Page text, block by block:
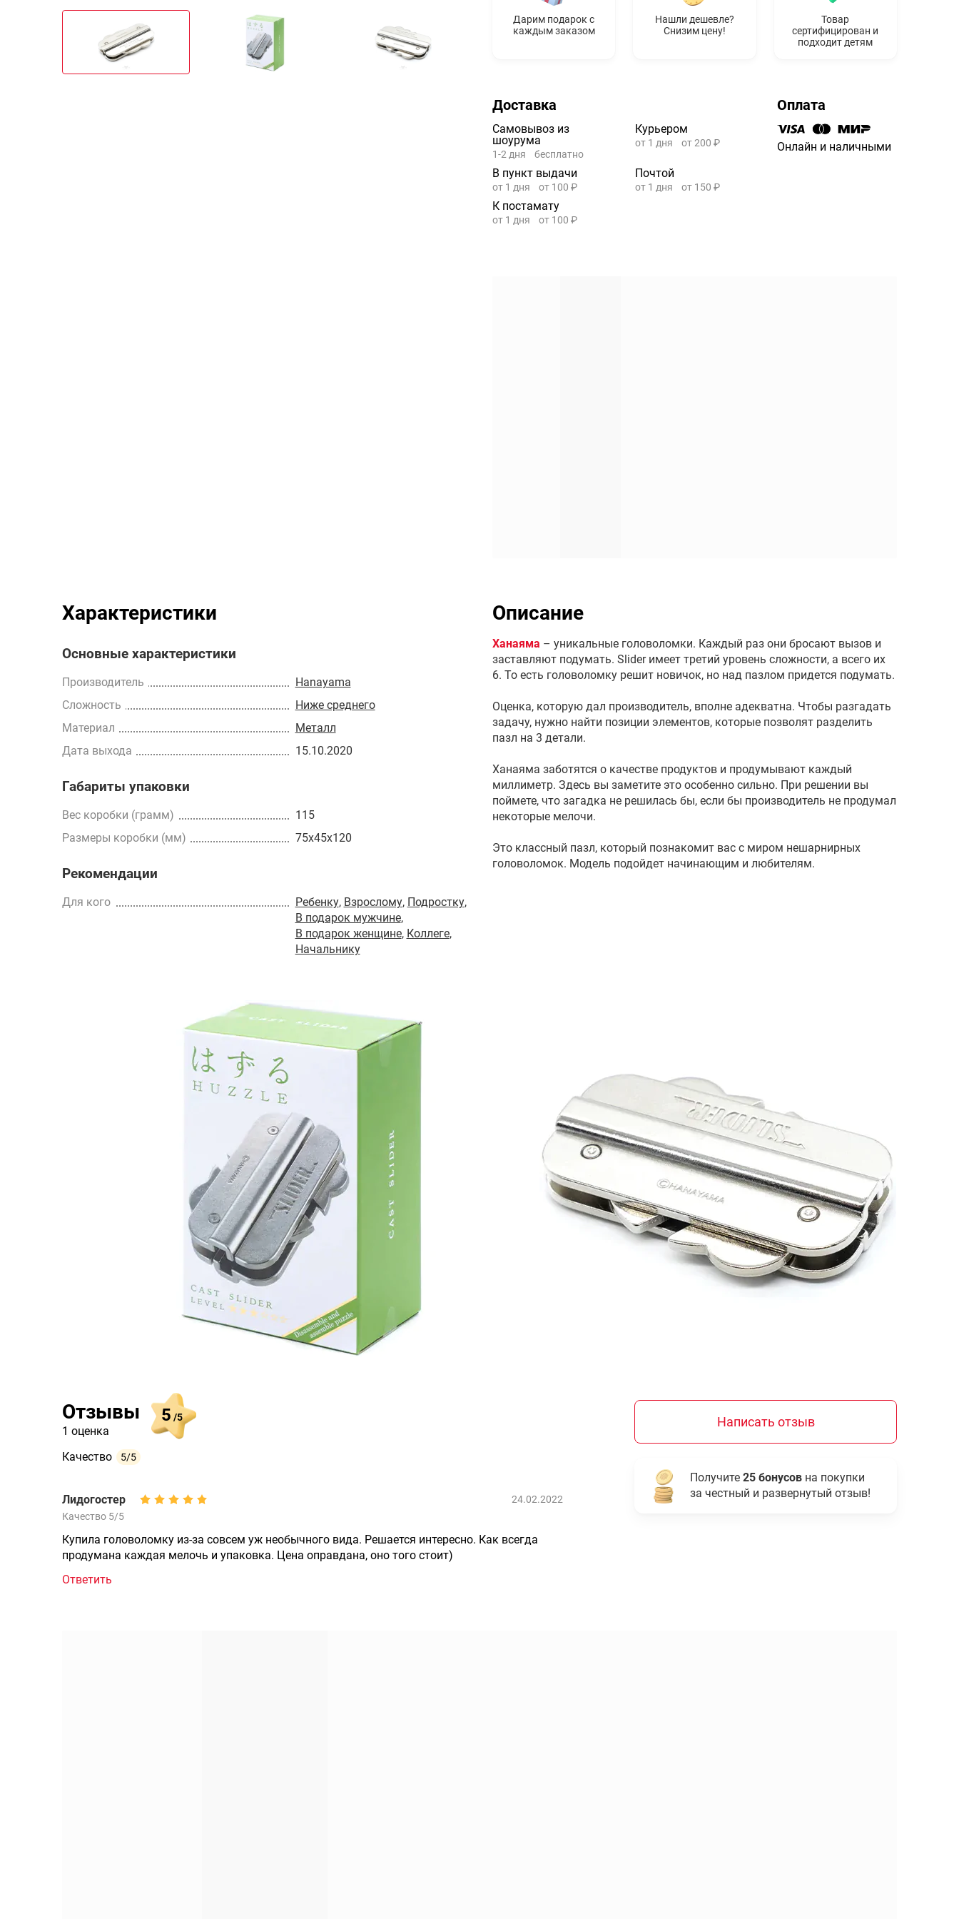
Дарим подарок с
каждым заказом
Нашли дешевле?
Снизим цену!
Товар
сертифицирован и
подходит детям
Доставка
Самовывоз из
шоурума
1-2 дня бесплатно
Курьером
от 1 дня от 200 ₽
В пункт выдачи
от 1 дня от 100 ₽
Почтой
от 1 дня от 150 ₽
К постамату
от 1 дня от 100 ₽
Оплата
Онлайн и наличными
Характеристики
Основные характеристики
Производитель
Hanayama
Сложность
Ниже среднего
Материал
Металл
Дата выхода
15.10.2020
Габариты упаковки
Вес коробки (грамм)
115
Размеры коробки (мм)
75x45x120
Рекомендации
Для кого Ребенку, Взрослому, Подростку,
В подарок мужчине,
В подарок женщине, Коллеге,
Начальнику
Описание
Ханаяма – уникальные головоломки. Каждый раз они бросают вызов и
заставляют подумать. Slider имеет третий уровень сложности, а всего их
6. То есть головоломку решит новичок, но над пазлом придется подумать.
Оценка, которую дал производитель, вполне адекватна. Чтобы разгадать
задачу, нужно найти позиции элементов, которые позволят разделить
пазл на 3 детали.
Ханаяма заботятся о качестве продуктов и продумывают каждый
миллиметр. Здесь вы заметите это особенно сильно. При решении вы
поймете, что загадка не решилась бы, если бы производитель не продумал
некоторые мелочи.
Это классный пазл, который познакомит вас с миром нешарнирных
головоломок. Модель подойдет начинающим и любителям.
Отзывы
1 оценка
5 /5
Качество 5/5
Лидогостер
24.02.2022
Качество 5/5
Купила головоломку из-за совсем уж необычного вида. Решается интересно. Как всегда
продумана каждая мелочь и упаковка. Цена оправдана, оно того стоит)
Ответить
Написать отзыв
Получите 25 бонусов на покупки
за честный и развернутый отзыв!